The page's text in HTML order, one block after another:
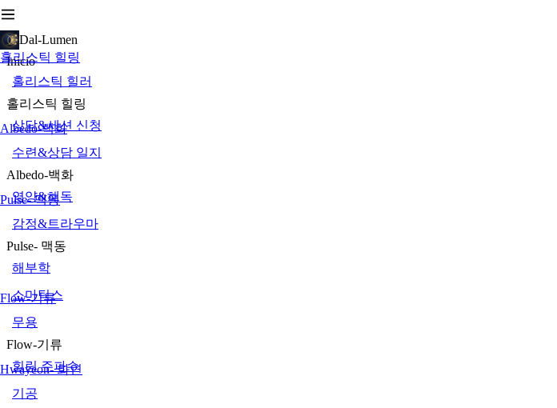
Dal-Lumen
홀리스틱 힐링
Albedo-백화
Pulse- 맥동
Flow-기류
Hwayeon- 화연
Inicio
홀리스틱 힐러
홀리스틱 힐링
상담&세션 신청
수련&상담 일지
Albedo-백화
영양&해독
감정&트라우마
Pulse- 맥동
해부학
소마틱스
무용
Flow-기류
힐링 주파수
기공